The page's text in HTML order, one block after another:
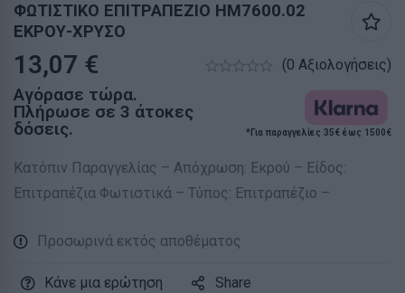
ΦΩΤΙΣΤΙΚΟ ΕΠΙΤΡΑΠΕΖΙΟ HM7600.02
ΕΚΡΟΥ-ΧΡΥΣΟ
13,07 € (0 Αξιολογήσεις)
Αγόρασε τώρα.
Πλήρωσε σε 3 άτοκες
δόσεις.
*Για παραγγελίες 35€ έως 1500€
Κατόπιν Παραγγελίας – Απόχρωση: Εκρού – Είδος:
Επιτραπέζια Φωτιστικά – Τύπος: Επιτραπέζιο –
Προσωρινά εκτός αποθέματος
Κάνε μια ερώτηση Share